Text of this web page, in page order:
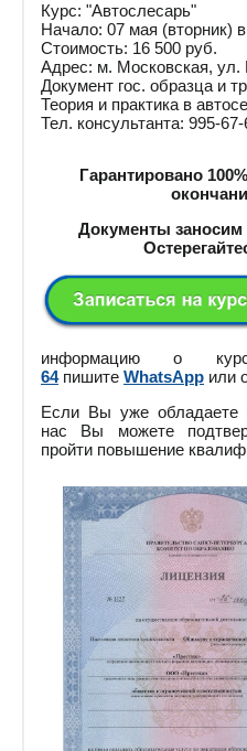
Курс: "Автослесарь"
Начало: 07 мая (вторник)
Стоимость: 16 500 руб.
Адрес: м. Московская, ул.
Документ гос. образца и
Теория и практика в
Тел. консультанта: 995-67-
Гарантировано
Документы
информацию о
64пишите WhatsApp или
Если Вы уже обладаете
нас Вы можете
пройти повышение